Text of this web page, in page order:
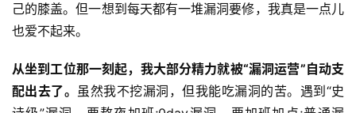
己的膝盖。但一想到每天都有一堆漏洞要修，我真是一点儿
也爱不起来。
从坐到工位那一刻起，我大部分精力就被“漏洞运营”自动支
配出去了。 虽然我不挖漏洞，但我能吃漏洞的苦。遇到“史